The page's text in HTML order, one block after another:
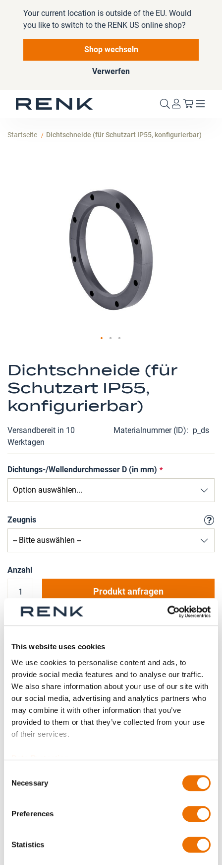
This website uses cookies
We use cookies to personalise content and ads, to
provide social media features and to analyse our traffic.
We also share information about your use of our site with
our social media, advertising and analytics partners who
may combine it with other information that you’ve
provided to them or that they’ve collected from your use
of their services.
Selection
Necessary
Preferences
Statistics
Your current location is outside of the EU. Would
you like to switch to the RENK US online shop?
Shop wechseln
Verwerfen
Mein
Startseite Dichtschneide (für Schutzart IP55, konfigurierbar)
Dichtschneide (für
Schutzart IP55,
konfigurierbar)
Versandbereit in 10
Werktagen
Materialnummer (ID) p_ds
Dichtungs-/Wellendurchmesser D (in mm)
Zeugnis
Anzahl
Produkt anfragen
Bitte beachten Sie, dass weitere Informationen, Preise
Benutzern zugänglich sind.
Jetzt anmelden
Anfang
der
Bildergalerie
springen
InformationenFür mehr Produktdetails bitte Variante
Ø 80 (200248040), Ø 90
(200345600), Ø 100 (200140441), Ø 110 (200248655),